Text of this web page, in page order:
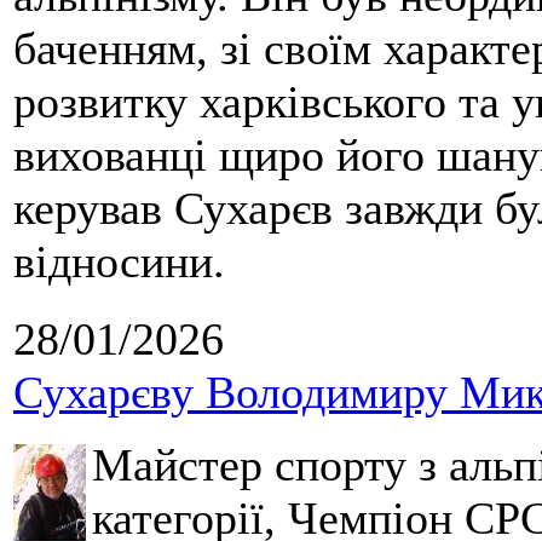
баченням, зі своїм
розвитку харківського та
вихованці щиро його
керував Сухарєв завжди
відносини.
28/01/2026
Сухарєву Володимиру
Майстер спорту з
категорії, Чемпіон